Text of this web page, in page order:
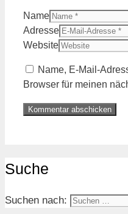
Name
Adresse
Website
Name, E-Mail-
Browser für meinen
Suche
Suchen nach: